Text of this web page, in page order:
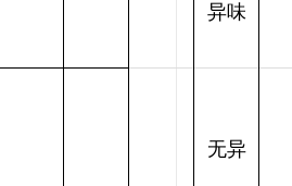
异味
无异